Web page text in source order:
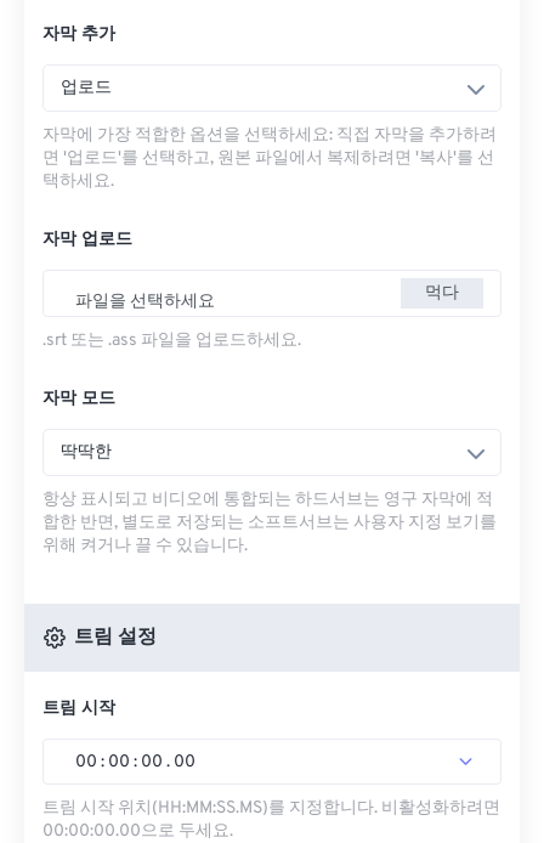
자막 추가
업로드
자막에 가장 적합한 옵션을 선택하세요: 직접 자막을 추가하려
면 '업로드'를 선택하고, 원본 파일에서 복제하려면 '복사'를 선
택하세요.
자막 업로드
파일을 선택하세요 먹다
.srt 또는 .ass 파일을 업로드하세요.
자막 모드
딱딱한
항상 표시되고 비디오에 통합되는 하드서브는 영구 자막에 적
합한 반면, 별도로 저장되는 소프트서브는 사용자 지정 보기를
위해 켜거나 끌 수 있습니다.
트림 설정
트림 시작
00 : 00 : 00 . 00
트림 시작 위치(HH:MM:SS.MS)를 지정합니다. 비활성화하려면
00:00:00.00으로 두세요.